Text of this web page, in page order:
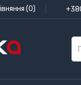
(0)